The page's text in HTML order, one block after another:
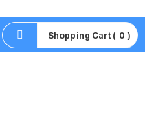
Shopping Cart ( 0 )